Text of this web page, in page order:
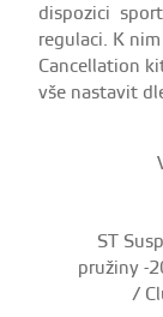
dispozici
regulaci. K
Cancellation
vše nastavit
ST
pružiny -
/